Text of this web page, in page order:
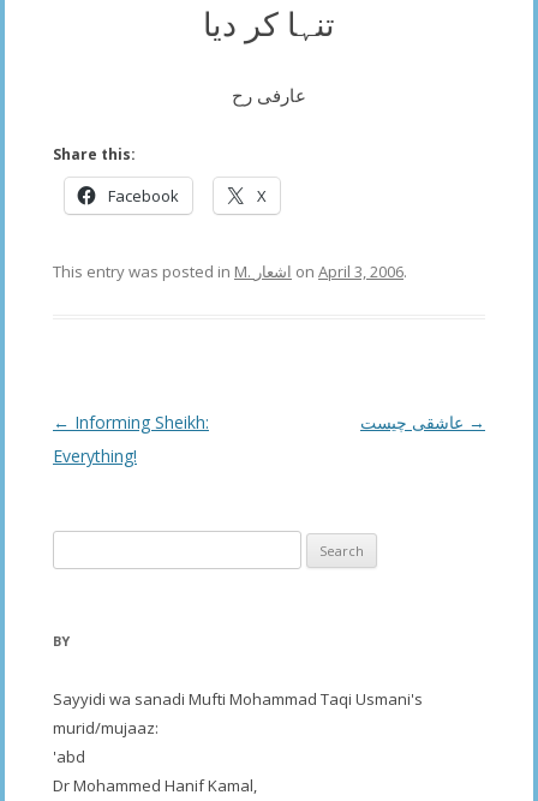
تنہا کر دیا
عارفی رح
Share this:
Facebook X
This entry was posted in M. اشعار on April 3, 2006.
Post
navigation
← Informing Sheikh:
Everything!
→
for:
BY
Sayyidi wa sanadi Mufti Mohammad Taqi Usmani's
murid/mujaaz:
'abd
Dr Mohammed Hanif Kamal,